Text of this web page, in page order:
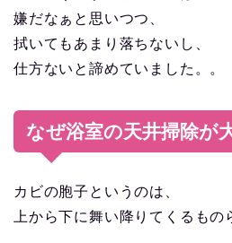
嫌だなぁと思いつつ、
拭いてもあまり落ちないし、
仕方ないと諦めていました。。
なぜ浴室の天井掃除が
カビの胞子というのは、
上から下に舞い降りてくるもの